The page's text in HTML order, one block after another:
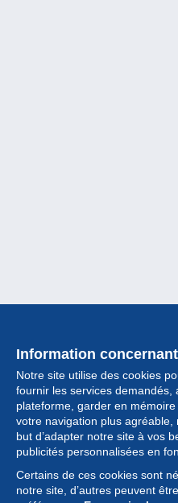
Information
Notre site utilise des cookies
fournir les services
plateforme, garder en
votre navigation plus
but d’adapter notre site à vos
publicités personnalisées en
Certains de ces cookies sont
notre site, d’autres peuvent
Collection
Actualités